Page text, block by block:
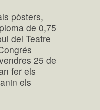
pòsters,
de 0,75
del Teatre
25 de
fer els
els